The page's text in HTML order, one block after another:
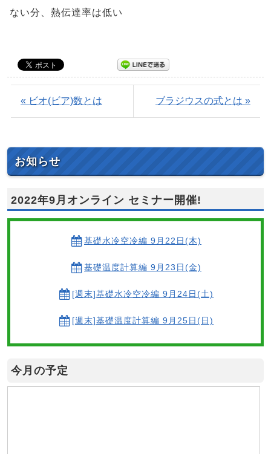
ない分、熱伝達率は低い
« ビオ(ビア)数とは ブラジウスの式とは »
お知らせ
2022年9月オンライン セミナー開催!
基礎水冷空冷編 9月22日(木)
基礎温度計算編 9月23日(金)
[週末]基礎水冷空冷編 9月24日(土)
[週末]基礎温度計算編 9月25日(日)
今月の予定